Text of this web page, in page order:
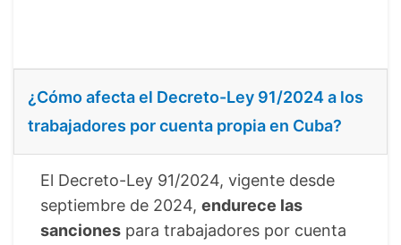
¿Cómo afecta el Decreto-Ley 91/2024 a los
trabajadores por cuenta propia en Cuba?
El Decreto-Ley 91/2024, vigente desde
septiembre de 2024, endurece las
sanciones para trabajadores por cuenta